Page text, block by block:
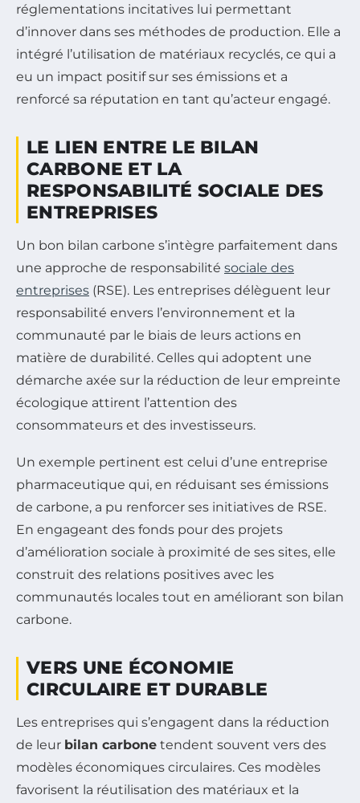
réglementations incitatives lui permettant
d’innover dans ses méthodes de production. Elle a
intégré l’utilisation de matériaux recyclés, ce qui a
eu un impact positif sur ses émissions et a
renforcé sa réputation en tant qu’acteur engagé.
LE LIEN ENTRE LE BILAN
CARBONE ET LA
RESPONSABILITÉ SOCIALE DES
ENTREPRISES
Un bon bilan carbone s’intègre parfaitement dans
une approche de responsabilité sociale des
entreprises (RSE). Les entreprises délèguent leur
responsabilité envers l’environnement et la
communauté par le biais de leurs actions en
matière de durabilité. Celles qui adoptent une
démarche axée sur la réduction de leur empreinte
écologique attirent l’attention des
consommateurs et des investisseurs.
Un exemple pertinent est celui d’une entreprise
pharmaceutique qui, en réduisant ses émissions
de carbone, a pu renforcer ses initiatives de RSE.
En engageant des fonds pour des projets
d’amélioration sociale à proximité de ses sites, elle
construit des relations positives avec les
communautés locales tout en améliorant son bilan
carbone.
VERS UNE ÉCONOMIE
CIRCULAIRE ET DURABLE
Les entreprises qui s’engagent dans la réduction
de leur bilan carbone tendent souvent vers des
modèles économiques circulaires. Ces modèles
favorisent la réutilisation des matériaux et la